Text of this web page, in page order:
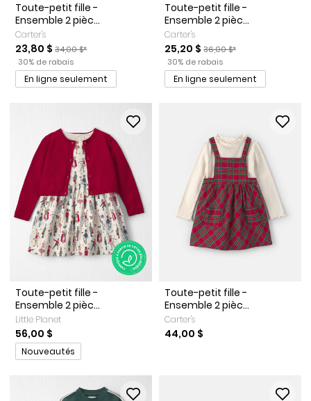
Toute-petit fille -
Ensemble 2 pièc...
Carter's
Prix de solde
23,80 $ Prix ​​de détail suggéré par le fabricant
34,00 $*
Pourcentage de rabais
30% de rabais
En ligne seulement
Toute-petit fille -
Ensemble 2 pièc...
Carter's
Prix de solde
25,20 $ Prix ​​de détail suggéré par
36,00 $*
Pourcentage de rabais
30% de rabais
En ligne seulement
Toute-petit fille -
Ensemble 2 pièc...
Little Planet
56,00 $
Promotions
Nouveautés
Toute-petit fille -
Ensemble 2 pièc...
Carter's
44,00 $